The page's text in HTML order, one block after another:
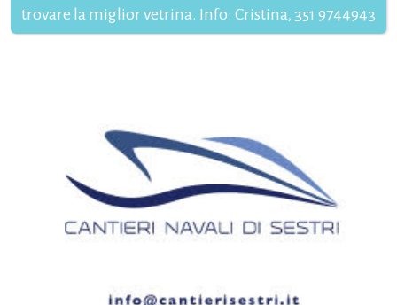
trovare la miglior vetrina. Info: Cristina, 351 9744943